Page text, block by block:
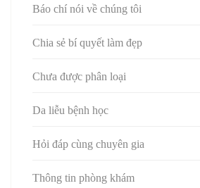
Báo chí nói về chúng tôi
Chia sẻ bí quyết làm đẹp
Chưa được phân loại
Da liễu bệnh học
Hỏi đáp cùng chuyên gia
Thông tin phòng khám